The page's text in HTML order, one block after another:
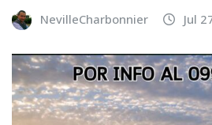
NevilleCharbonnier Jul